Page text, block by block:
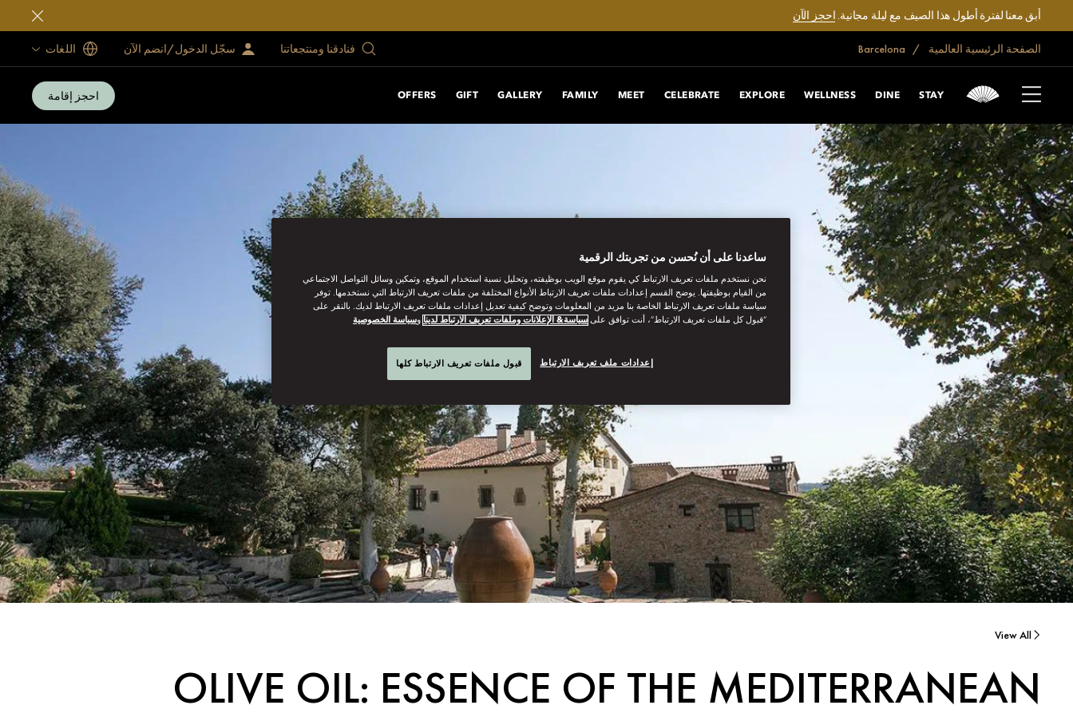
أبق معنا لفترة أطول هذا الصيف مع ليلة مجانية.احجز الآن
الصفحة الرئيسية العالمية فنادقنا ومنتجعاتنا سجّل الدخول/انضم الآن اللغات
STAY
DINE
WELLNESS
EXPLORE
CELEBRATE
MEET
FAMILY
GALLERY
GIFT
OFFERS احجز إقامة
View All
OLIVE OIL: ESSENCE OF THE MEDITERRANEAN
ساعدنا على أن نُحسن من تجربتك الرقمية
نحن نستخدم ملفات تعريف الارتباط كي يقوم موقع الويب بوظيفته، وتحليل نسبة استخدام الموقع، وتمكين وسائل التواصل الاجتماعي
من القيام بوظيفتها. يوضح القسم إعدادات ملفات تعريف الارتباط الأنواع المختلفة من ملفات تعريف الارتباط التي نستخدمها. توفر
سياسة ملفات تعريف الارتباط الخاصة بنا مزيد من المعلومات وتوضح كيفية تعديل إعدادات ملفات تعريف الارتباط لديك. بالنقر على
“قبول كل ملفات تعريف الارتباط”، أنت توافق على سياسة& الإعلانات وملفات تعريف الارتباط لدينا وسياسة الخصوصية
إعدادات ملف تعريف الارتباط قبول ملفات تعريف الارتباط كلها